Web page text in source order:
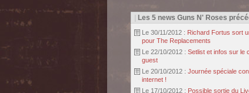
Les 5 news Guns N' Roses
Le 30/11/2012 : Richard Fortus sort
pour The Replacements
Le 22/10/2012 : Setlist et infos sur le
guest
Le 20/10/2012 : Journée spéciale
internet !
Le 17/10/2012 : Possible sortie du